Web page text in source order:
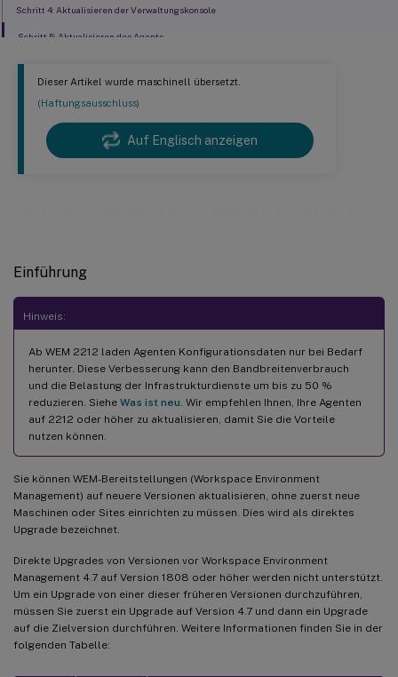
Dieser Artikel wurde maschinell übersetzt.
(Haftungsausschluss)
Auf Englisch anzeigen
Einführung
Hinweis:
Ab WEM 2212 laden Agenten Konfigurationsdaten nur bei Bedarf
herunter. Diese Verbesserung kann den Bandbreitenverbrauch
und die Belastung der Infrastrukturdienste um bis zu 50 %
reduzieren. Siehe Was ist neu . Wir empfehlen Ihnen, Ihre Agenten
auf 2212 oder höher zu aktualisieren, damit Sie die Vorteile
nutzen können.
Sie können WEM-Bereitstellungen (Workspace Environment
Management) auf neuere Versionen aktualisieren, ohne zuerst neue
Maschinen oder Sites einrichten zu müssen. Dies wird als direktes
Upgrade bezeichnet.
Direkte Upgrades von Versionen vor Workspace Environment
Management 4.7 auf Version 1808 oder höher werden nicht unterstützt.
Um ein Upgrade von einer dieser früheren Versionen durchzuführen,
müssen Sie zuerst ein Upgrade auf Version 4.7 und dann ein Upgrade
auf die Zielversion durchführen. Weitere Informationen finden Sie in der
folgenden Tabelle:
Schritt 4: Aktualisieren der Verwaltungskonsole
Schritt 5: Aktualisieren des Agents